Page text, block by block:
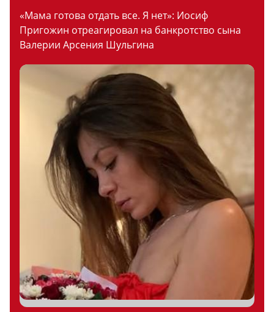
«Мама готова отдать все. Я нет»: Иосиф
Пригожин отреагировал на банкротство сына
Валерии Арсения Шульгина